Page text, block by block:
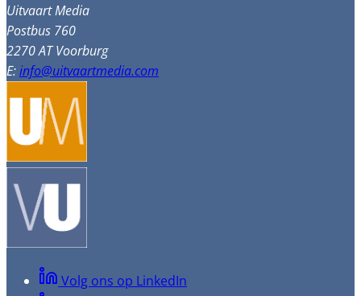
Uitvaart Media
Postbus 760
2270 AT Voorburg
E:info@uitvaartmedia.com
Volg ons op LinkedIn